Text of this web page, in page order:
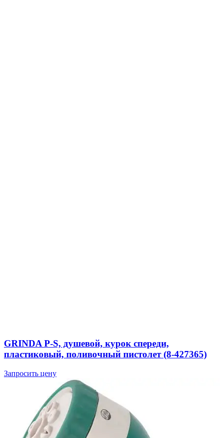
GRINDA P-S, душевой, курок спереди,
пластиковый, поливочный пистолет (8-427365)
Запросить цену